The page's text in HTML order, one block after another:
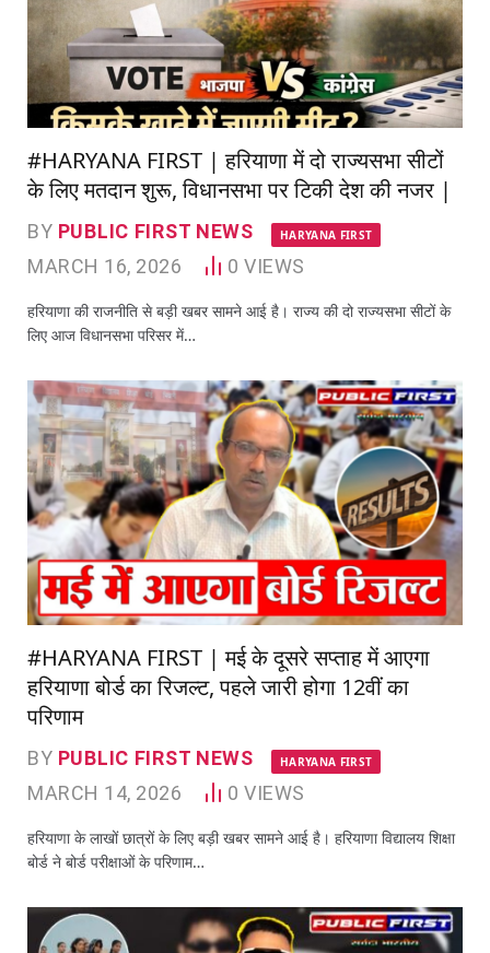
#HARYANA FIRST | हरियाणा में दो राज्यसभा सीटों
के लिए मतदान शुरू, विधानसभा पर टिकी देश की नजर |
BY PUBLIC FIRST NEWS HARYANA FIRST
MARCH 16, 2026 0VIEWS
हरियाणा की राजनीति से बड़ी खबर सामने आई है। राज्य की दो राज्यसभा सीटों के
लिए आज विधानसभा परिसर में…
#HARYANA FIRST | मई के दूसरे सप्ताह में आएगा
हरियाणा बोर्ड का रिजल्ट, पहले जारी होगा 12वीं का
परिणाम
BY PUBLIC FIRST NEWS HARYANA FIRST
MARCH 14, 2026 0VIEWS
हरियाणा के लाखों छात्रों के लिए बड़ी खबर सामने आई है। हरियाणा विद्यालय शिक्षा
बोर्ड ने बोर्ड परीक्षाओं के परिणाम…